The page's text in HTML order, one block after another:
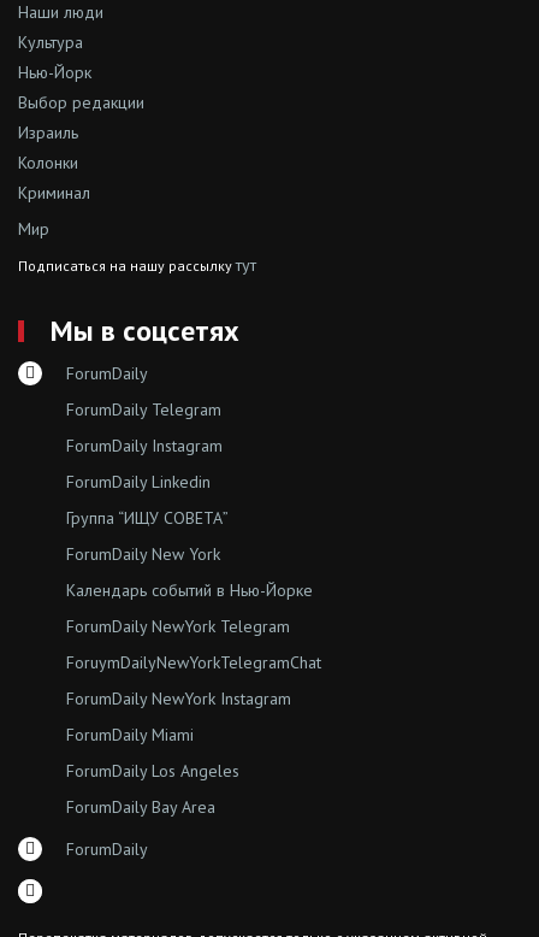
Наши люди
Культура
Нью-Йорк
Выбор редакции
Израиль
Колонки
Криминал
Мир
Подписаться на нашу рассылкутут
Мы в соцсетях
ForumDaily
ForumDaily Telegram
ForumDaily Instagram
ForumDaily Linkedin
Группа “ИЩУ СОВЕТА”
ForumDaily New York
Календарь событий в Нью-Йорке
ForumDaily NewYork Telegram
ForuymDailyNewYorkTelegramChat
ForumDaily NewYork Instagram
ForumDaily Miami
ForumDaily Los Angeles
ForumDaily Bay Area
ForumDaily